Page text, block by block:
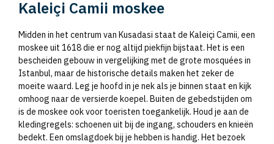
Kaleiçi Camii moskee
Midden in het centrum van Kusadasi staat de Kaleiçi Camii, een
moskee uit 1618 die er nog altijd piekfijn bijstaat. Het is een
bescheiden gebouw in vergelijking met de grote mosquées in
Istanbul, maar de historische details maken het zeker de
moeite waard. Leg je hoofd in je nek als je binnen staat en kijk
omhoog naar de versierde koepel. Buiten de gebedstijden om
is de moskee ook voor toeristen toegankelijk. Houd je aan de
kledingregels: schoenen uit bij de ingang, schouders en knieën
bedekt. Een omslagdoek bij je hebben is handig. Het bezoek